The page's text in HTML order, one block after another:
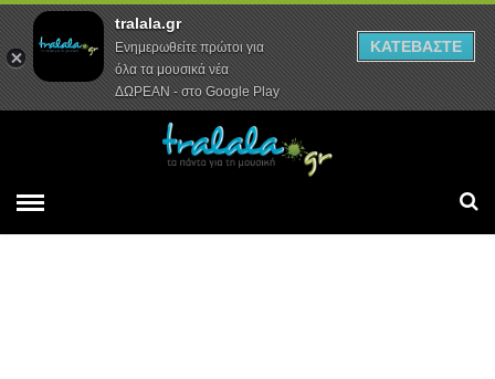
Αρχική Συνεντεύξεις Ρεπορτάζ
tralala.gr
Ενημερωθείτε πρώτοι για
όλα τα μουσικά νέα
ΔΩΡΕΑΝ - στο Google Play
ΚΑΤΕΒΑΣΤΕ